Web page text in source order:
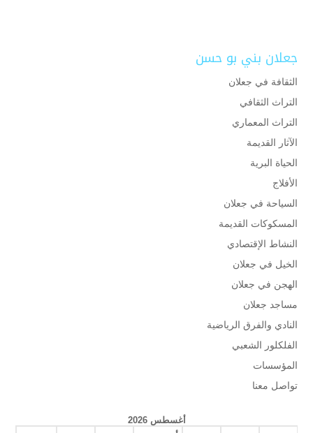
جعلان بني بو حسن
الثقافة في جعلان
التراث الثقافي
التراث المعماري
الآثار القديمة
الحياة البرية
الأفلاج
السياحة في جعلان
المسكوكات القديمة
النشاط الإقتصادي
الخيل في جعلان
الهجن في جعلان
مساجد جعلان
النادي والفرق الرياضية
الفلكلور الشعبي
المؤسسات
تواصل معنا
أغسطس 2026